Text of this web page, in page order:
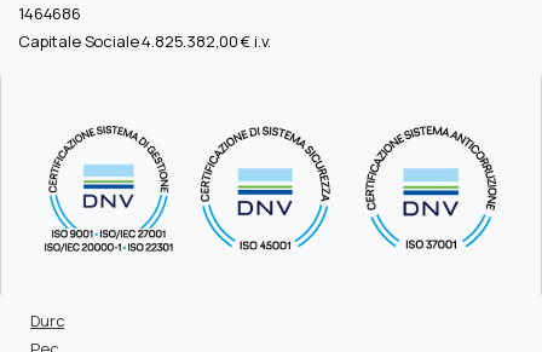
1464686
Capitale Sociale 4.825.382,00 € i.v.
Durc